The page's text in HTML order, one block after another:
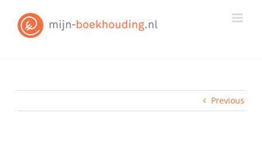
content
Previous